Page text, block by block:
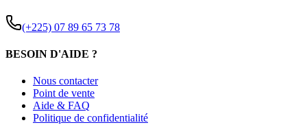
(+225) 07 89 65 73 78
BESOIN D'AIDE ?
Nous contacter
Point de vente
Aide & FAQ
Politique de confidentialité